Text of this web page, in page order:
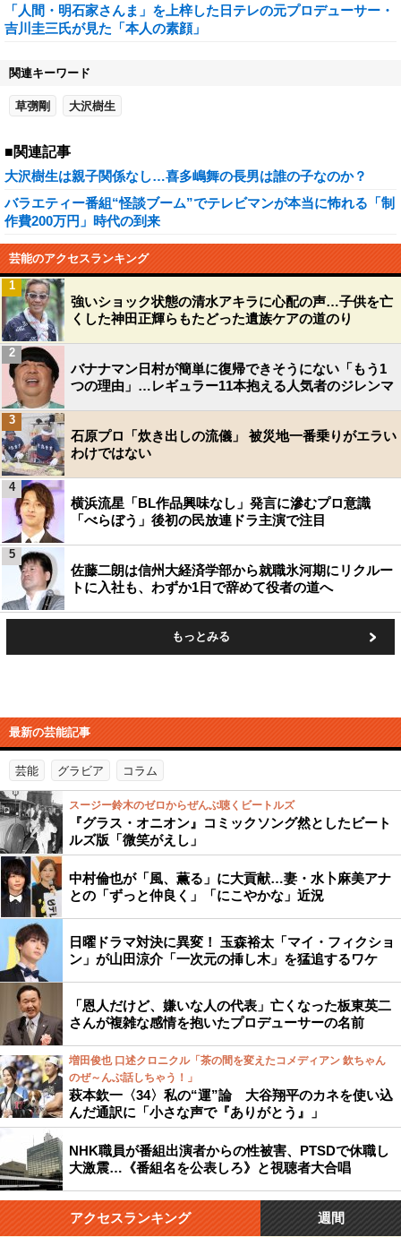
「人間・明石家さんま」を上梓した日テレの元プロデューサー・
吉川圭三氏が見た「本人の素顔」
関連キーワード
草彅剛 大沢樹生
■関連記事
大沢樹生は親子関係なし…喜多嶋舞の長男は誰の子なのか？
バラエティー番組“怪談ブーム”でテレビマンが本当に怖れる「制
作費200万円」時代の到来
芸能のアクセスランキング
強いショック状態の清水アキラに心配の声…子供を亡
くした神田正輝らもたどった遺族ケアの道のり
1
バナナマン日村が簡単に復帰できそうにない「もう1
つの理由」…レギュラー11本抱える人気者のジレンマ
2
石原プロ「炊き出しの流儀」 被災地一番乗りがエラい
わけではない
3
横浜流星「BL作品興味なし」発言に滲むプロ意識
「べらぼう」後初の民放連ドラ主演で注目
4
佐藤二朗は信州大経済学部から就職氷河期にリクルー
トに入社も、わずか1日で辞めて役者の道へ
5
もっとみる
最新の芸能記事
芸能 グラビア コラム
スージー鈴木のゼロからぜんぶ聴くビートルズ
『グラス・オニオン』コミックソング然としたビート
ルズ版「微笑がえし」
中村倫也が「風、薫る」に大貢献…妻・水卜麻美アナ
との「ずっと仲良く」「にこやかな」近況
日曜ドラマ対決に異変！ 玉森裕太「マイ・フィクショ
ン」が山田涼介「一次元の挿し木」を猛追するワケ
「恩人だけど、嫌いな人の代表」亡くなった板東英二
さんが複雑な感情を抱いたプロデューサーの名前
増田俊也 口述クロニクル「茶の間を変えたコメディアン 欽ちゃん
のぜ～んぶ話しちゃう！」
萩本欽一〈34〉私の“運”論 大谷翔平のカネを使い込
んだ通訳に「小さな声で『ありがとう』」
NHK職員が番組出演者からの性被害、PTSDで休職し
大激震…《番組名を公表しろ》と視聴者大合唱
アクセスランキング 週間